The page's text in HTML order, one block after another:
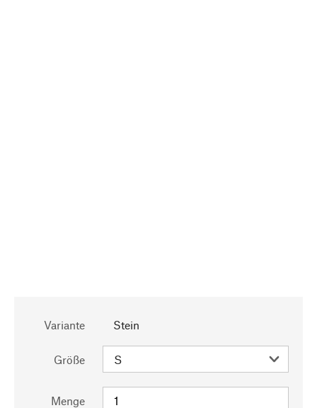
Variante Stein
Größe
Menge